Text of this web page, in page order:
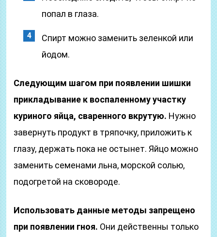
попал в глаза.
Спирт можно заменить зеленкой или
йодом.
Следующим шагом при появлении шишки
прикладывание к воспаленному участку
куриного яйца, сваренного вкрутую. Нужно
завернуть продукт в тряпочку, приложить к
глазу, держать пока не остынет. Яйцо можно
заменить семенами льна, морской солью,
подогретой на сковороде.
Использовать данные методы запрещено
при появлении гноя. Они действенны только